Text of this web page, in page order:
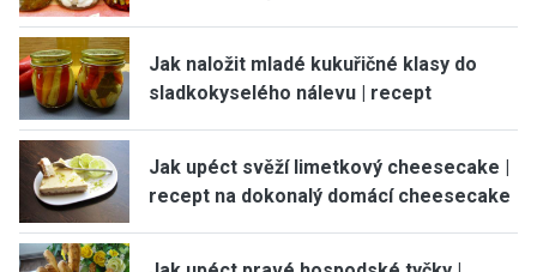
Jak naložit mladé kukuřičné klasy do
sladkokyselého nálevu | recept
Jak upéct svěží limetkový cheesecake |
recept na dokonalý domácí cheesecake